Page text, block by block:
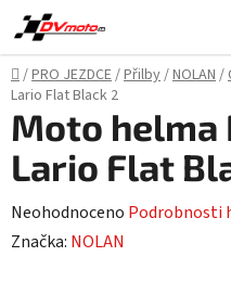
Přejít
na
obsah
Domů
/PRO JEZDCE/Přilby/NOLAN/
Lario Flat Black 2
Moto helma
Lario Flat
Průměrné
hodnocení
Neohodnoceno Podrobnosti
Značka: NOLAN